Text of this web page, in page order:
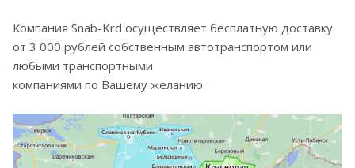
Компания Snab-Krd осуществляет бесплатную доставку
от 3 000 рублей собственным автотранспортом или
любыми транспортными
компаниями по Вашему желанию.